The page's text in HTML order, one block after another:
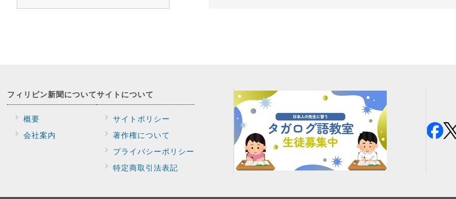
フィリピン新聞について
概要
会社案内
サイトについて
サイトポリシー
著作権について
プライバシーポリシー
特定商取引法表記